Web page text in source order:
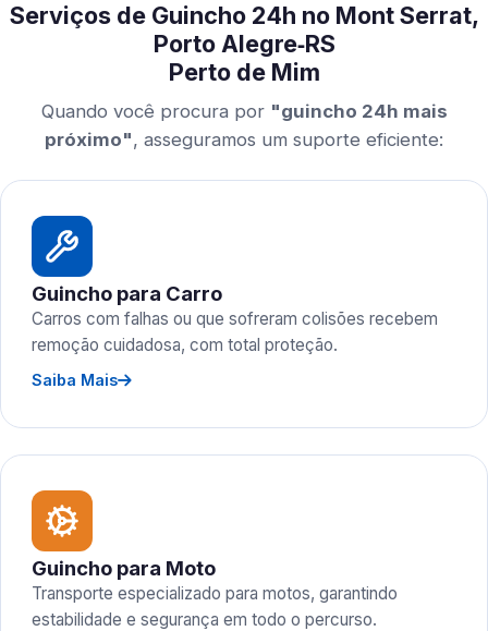
Serviços de Guincho 24h no Mont Serrat,
Porto Alegre‑RS
Perto de Mim
Quando você procura por "guincho 24h mais
próximo", asseguramos um suporte eficiente:
Guincho para Carro
Carros com falhas ou que sofreram colisões recebem
remoção cuidadosa, com total proteção.
Saiba Mais
Guincho para Moto
Transporte especializado para motos, garantindo
estabilidade e segurança em todo o percurso.